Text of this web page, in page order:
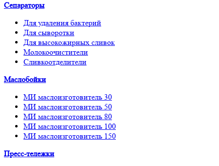
Сепараторы
Для удаления бактерий
Для сыворотки
Для высокожирных сливок
Молокоочистители
Сливкоотделители
Маслобойки
МИ маслоизготовитель 30
МИ маслоизготовитель 50
МИ маслоизготовитель 80
МИ маслоизготовитель 100
МИ маслоизготовитель 150
Пресс-тележки